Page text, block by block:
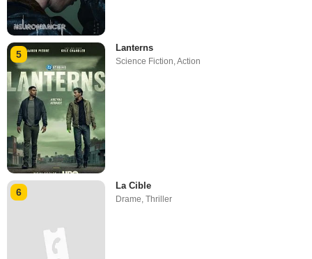
5
Lanterns
Science Fiction ,Action
6
La Cible
Drame,Thriller